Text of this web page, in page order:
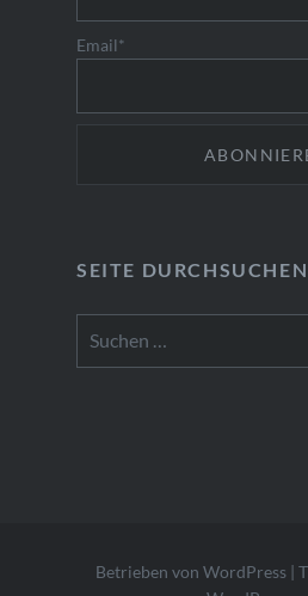
Email*
SEITE DURCHSUCHEN
nach:
Betrieben von WordPress |